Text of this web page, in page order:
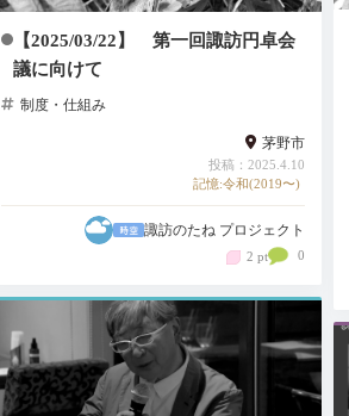
【2025/03/22】 第一回諏訪円卓会
議に向けて
制度・仕組み
茅野市
投稿：2025.4.10
記憶:令和(2019〜)
諏訪のたね プロジェクト
2 pt 0